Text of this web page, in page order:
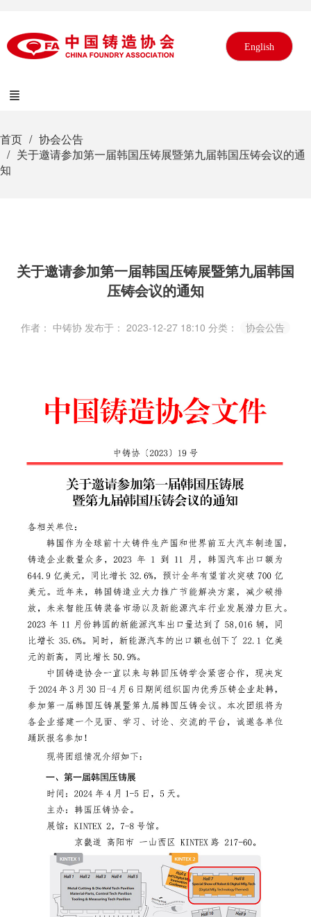
English
首页
协会公告
关于邀请参加第一届韩国压铸展暨第九届韩国压铸会议的通
知
关于邀请参加第一届韩国压铸展暨第九届韩国
压铸会议的通知
作者： 中铸协 发布于： 2023-12-27 18:10 分类： 协会公告